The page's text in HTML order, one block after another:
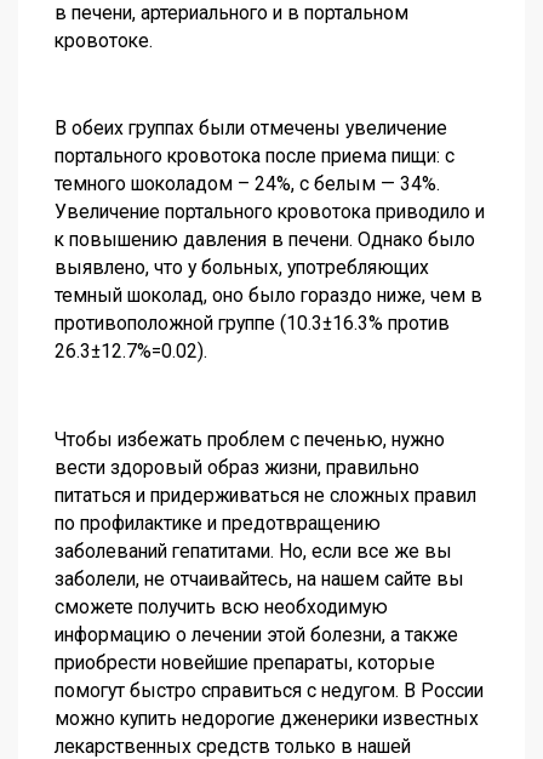
в печени, артериального и в портальном
кровотоке.
В обеих группах были отмечены увеличение
портального кровотока после приема пищи: с
темного шоколадом – 24%, с белым — 34%.
Увеличение портального кровотока приводило и
к повышению давления в печени. Однако было
выявлено, что у больных, употребляющих
темный шоколад, оно было гораздо ниже, чем в
противоположной группе (10.3±16.3% против
26.3±12.7%=0.02).
Чтобы избежать проблем с печенью, нужно
вести здоровый образ жизни, правильно
питаться и придерживаться не сложных правил
по профилактике и предотвращению
заболеваний гепатитами. Но, если все же вы
заболели, не отчаивайтесь, на нашем сайте вы
сможете получить всю необходимую
информацию о лечении этой болезни, а также
приобрести новейшие препараты, которые
помогут быстро справиться с недугом. В России
можно купить недорогие дженерики известных
лекарственных средств только в нашей